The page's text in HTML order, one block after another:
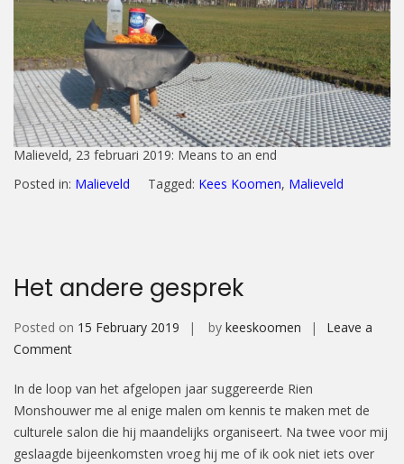
Malieveld, 23 februari 2019: Means to an end
Posted in: Malieveld Tagged: Kees Koomen, Malieveld
Het andere gesprek
Posted on 15 February 2019 by keeskoomen
Leave a
Commenton
andere
gesprek
In de loop van het afgelopen jaar suggereerde Rien
Monshouwer me al enige malen om kennis te maken met de
culturele salon die hij maandelijks organiseert. Na twee voor mij
geslaagde bijeenkomsten vroeg hij me of ik ook niet iets over